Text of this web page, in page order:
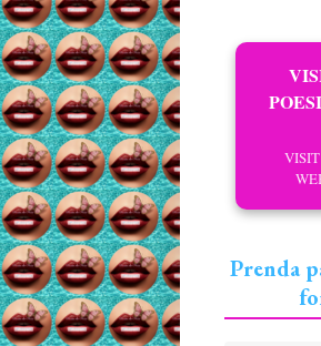
Prenda